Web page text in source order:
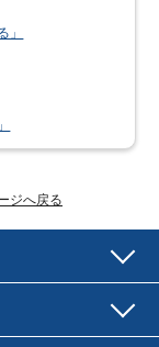
」
ジへ戻る